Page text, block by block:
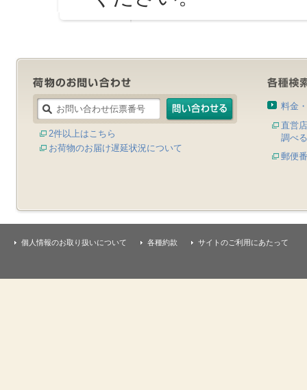
2件以上はこちら
お荷物のお届け遅延状況について
料金
直営
調べる
郵便
個人情報のお取り扱いについて 各種約款 サイトのご利用にあたって